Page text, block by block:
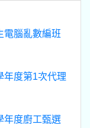
電腦亂數編班
年度第1次代理
年度廚工甄選